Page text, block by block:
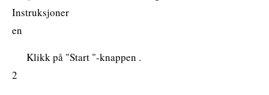
Instruksjoner
en
Klikk på "Start "-knappen .
2